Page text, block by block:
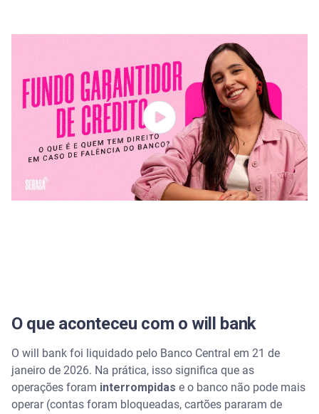
Como descadastrar o Pix atrelado ao will bank
Como fazer a portabilidade da chave
Alerta de golpes
O que acontece com o cartão de crédito do will
bank
Como pagar a fatura do will bank?
E se o dinheiro estiver preso na conta?
Como pagar a fatura do will bank?
O que aconteceu com o will bank
O will bank foi liquidado pelo Banco Central em 21 de
janeiro de 2026. Na prática, isso significa que as
operações foram interrompidas e o banco não pode mais
operar (contas foram bloqueadas, cartões pararam de